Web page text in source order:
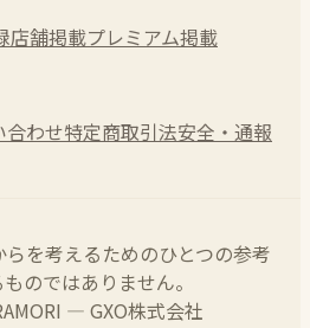
店舗掲載プレミアム掲載
合わせ特定商取引法安全・通報
を考えるためのひとつの参考
のではありません。
— GXO株式会社